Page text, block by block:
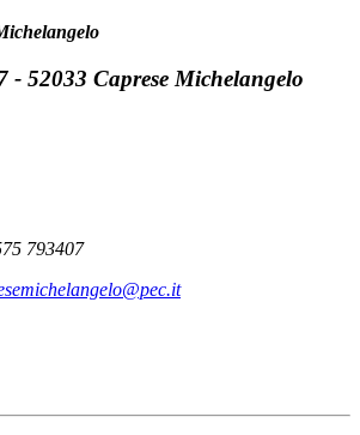
- 52033 Caprese Michelangelo
793407